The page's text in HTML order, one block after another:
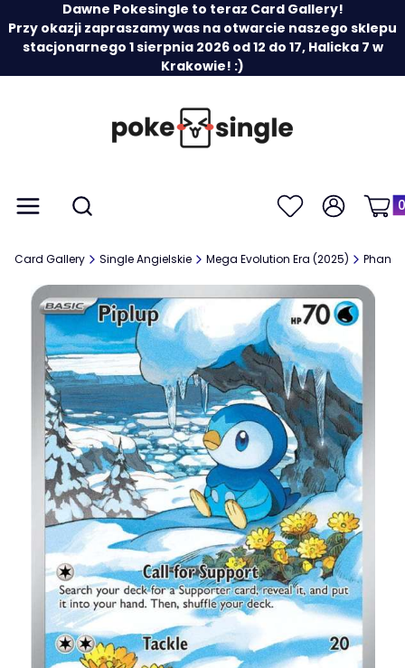
Dawne Pokesingle to teraz Card Gallery!
Przy okazji zapraszamy was na otwarcie naszego sklepu
stacjonarnego 1 sierpnia 2026 od 12 do 17, Halicka 7 w
Krakowie! :)
Menu Otwórz wyszukiwarkę
Szukaj UlubioneZaloguj się
Card Gallery Single Angielskie Mega Evolution Era (2025)